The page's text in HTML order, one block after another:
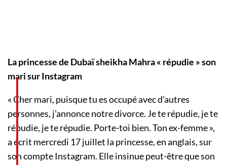
La princesse de Dubaï sheikha Mahra « répudie » son
mari sur Instagram
« Cher mari, puisque tu es occupé avec d’autres
personnes, j’annonce notre divorce. Je te répudie, je te
répudie, je te répudie. Porte-toi bien. Ton ex-femme »,
a écrit mercredi 17 juillet la princesse, en anglais, sur
son compte Instagram. Elle insinue peut-être que son